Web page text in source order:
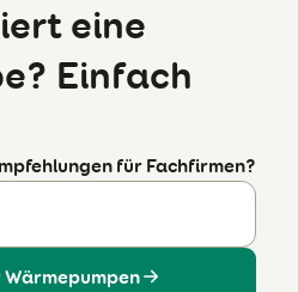
eine
Einfach
für Fachfirmen?